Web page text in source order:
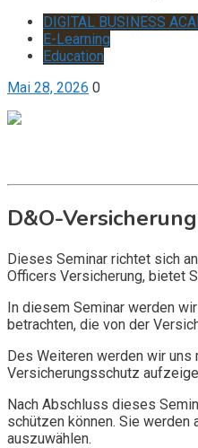
DIGITAL BUSINESS
E-Learning
Education
Mai 28, 2026 0
D&O-
Dieses Seminar richtet sich
Officers Versicherung, bietet
In diesem Seminar werden
betrachten, die von der
Des Weiteren werden wir
Versicherungsschutz
Nach Abschluss dieses
schützen können. Sie
auszuwählen.